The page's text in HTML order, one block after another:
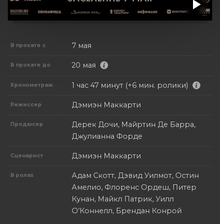
В прокате с 7 мая
В прокате до 20 мая
Хронометраж 1 час 47 минут (+6 мин. ролики)
Режиссер Дэмиэн Маккарти
Продюсер
Дерек Дочи, Майртин Де Барра,
Джулианна Форде
Сценарист Дэмиэн Маккарти
В ролях
Адам Скотт, Дэвид Уилмот, Остин
Амелио, Флоренс Ордеш, Питер
Кунан, Майкл Патрик, Уилл
О’Коннелл, Брендан Конрой